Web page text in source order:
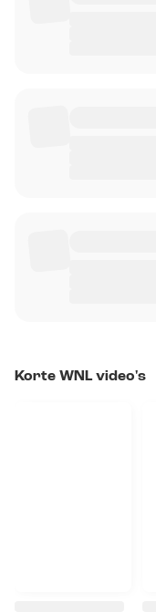
Korte WNL video's